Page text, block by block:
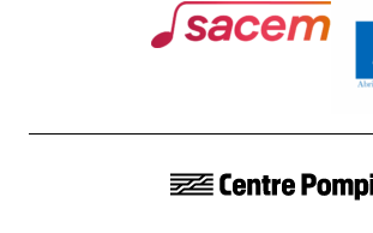
LIENS DE BAS DE